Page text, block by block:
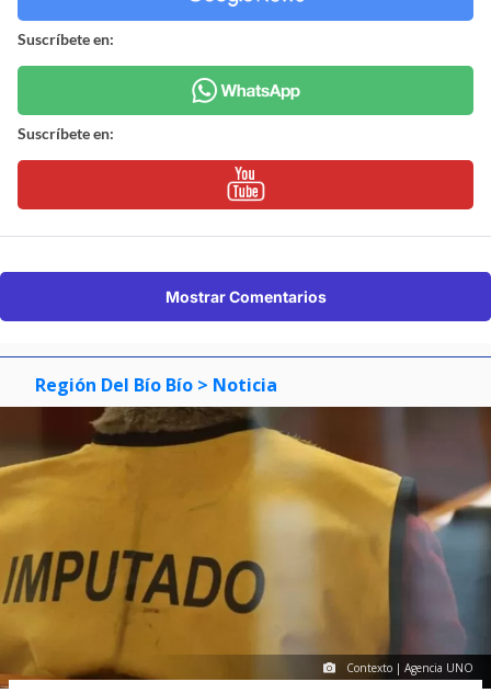
Suscríbete en:
Suscríbete en:
Mostrar Comentarios
Región Del Bío Bío > Noticia
Contexto | Agencia UNO